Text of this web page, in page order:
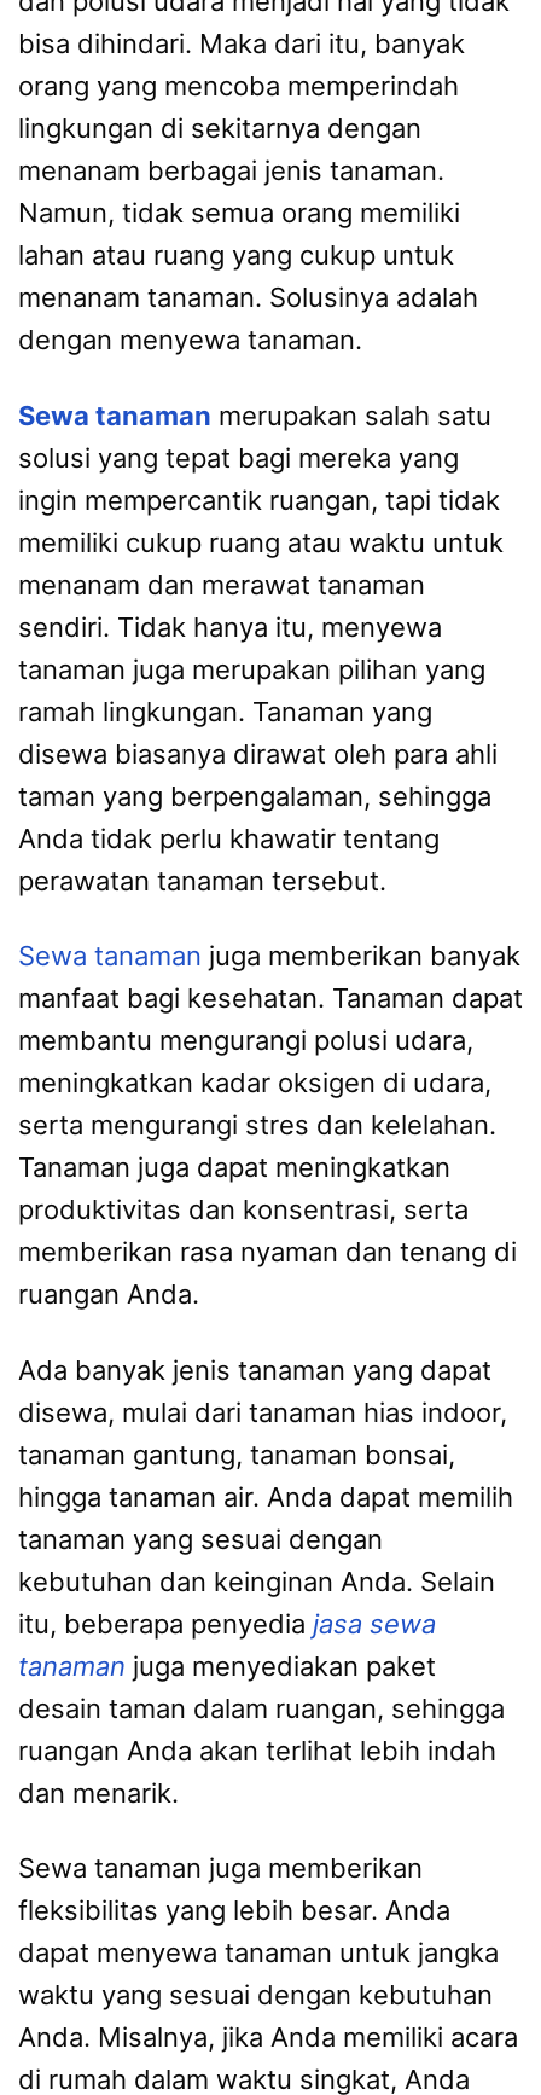
bisa dihindari. Maka dari itu, banyak
orang yang mencoba memperindah
lingkungan di sekitarnya dengan
menanam berbagai jenis tanaman.
Namun, tidak semua orang memiliki
lahan atau ruang yang cukup untuk
menanam tanaman. Solusinya adalah
dengan menyewa tanaman.
Sewa tanaman merupakan salah satu
solusi yang tepat bagi mereka yang
ingin mempercantik ruangan, tapi tidak
memiliki cukup ruang atau waktu untuk
menanam dan merawat tanaman
sendiri. Tidak hanya itu, menyewa
tanaman juga merupakan pilihan yang
ramah lingkungan. Tanaman yang
disewa biasanya dirawat oleh para ahli
taman yang berpengalaman, sehingga
Anda tidak perlu khawatir tentang
perawatan tanaman tersebut.
Sewa tanaman juga memberikan banyak
manfaat bagi kesehatan. Tanaman dapat
membantu mengurangi polusi udara,
meningkatkan kadar oksigen di udara,
serta mengurangi stres dan kelelahan.
Tanaman juga dapat meningkatkan
produktivitas dan konsentrasi, serta
memberikan rasa nyaman dan tenang di
ruangan Anda.
Ada banyak jenis tanaman yang dapat
disewa, mulai dari tanaman hias indoor,
tanaman gantung, tanaman bonsai,
hingga tanaman air. Anda dapat memilih
tanaman yang sesuai dengan
kebutuhan dan keinginan Anda. Selain
itu, beberapa penyedia jasa sewa
tanaman juga menyediakan paket
desain taman dalam ruangan, sehingga
ruangan Anda akan terlihat lebih indah
dan menarik.
Sewa tanaman juga memberikan
fleksibilitas yang lebih besar. Anda
dapat menyewa tanaman untuk jangka
waktu yang sesuai dengan kebutuhan
Anda. Misalnya, jika Anda memiliki acara
di rumah dalam waktu singkat, Anda